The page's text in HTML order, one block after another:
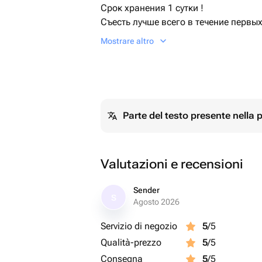
Срок хранения 1 сутки !
Съесть лучше всего в течение
температуре +10...+20 градусов.
Mostrare altro
Parte del testo presente
Valutazioni e recensioni
Sender
Agosto 2026
Servizio di negozio 5/5
Qualità-prezzo
5/5
Consegna
5/5